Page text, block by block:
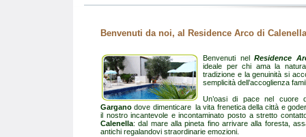
Benvenuti da noi, al Residence Arco di Calenella
Benvenuti nelResidence
ideale per chi ama la
tradizione e la genuinità si
semplicità dell’accoglienza
Un’oasi di pace nel cuore
Gargano dove dimenticare la vita frenetica della città e
il nostro incantevole e incontaminato posto a stretto
Calenella: dal mare alla pineta fino arrivare alla foresta,
antichi regalandovi straordinarie emozioni.